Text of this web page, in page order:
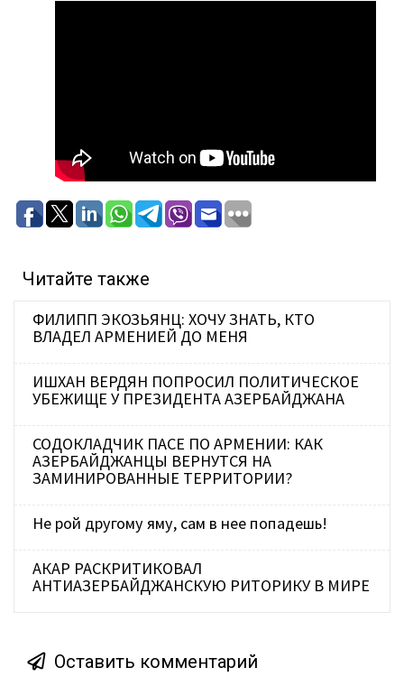
Читайте также
ФИЛИПП ЭКОЗЬЯНЦ: ХОЧУ ЗНАТЬ, КТО
ВЛАДЕЛ АРМЕНИЕЙ ДО МЕНЯ
ИШХАН ВЕРДЯН ПОПРОСИЛ ПОЛИТИЧЕСКОЕ
УБЕЖИЩЕ У ПРЕЗИДЕНТА АЗЕРБАЙДЖАНА
СОДОКЛАДЧИК ПАСЕ ПО АРМЕНИИ: КАК
АЗЕРБАЙДЖАНЦЫ ВЕРНУТСЯ НА
ЗАМИНИРОВАННЫЕ ТЕРРИТОРИИ?
Не рой другому яму, сам в нее попадешь!
АКАР РАСКРИТИКОВАЛ
АНТИАЗЕРБАЙДЖАНСКУЮ РИТОРИКУ В МИРЕ
Оставить комментарий